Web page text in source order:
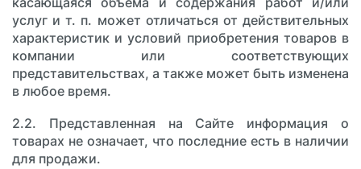
услуг и т. п. может отличаться от действительных
характеристик и условий приобретения товаров в
компании или соответствующих
представительствах, а также может быть изменена
в любое время.
2.2. Представленная на Сайте информация о
товарах не означает, что последние есть в наличии
для продажи.